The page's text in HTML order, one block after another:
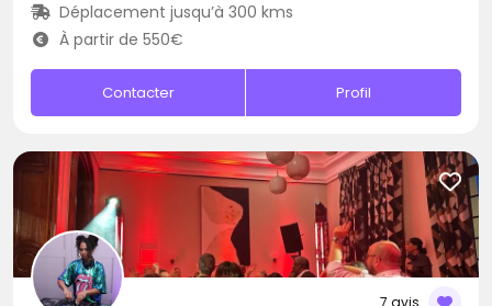
Déplacement jusqu’à 300 kms
À partir de 550€
Contacter Profil
7 avis